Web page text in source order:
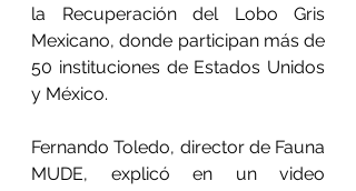
la Recuperación del Lobo Gris
Mexicano, donde participan más de
50 instituciones de Estados Unidos
y México.
Fernando Toledo, director de Fauna
MUDE, explicó en un video